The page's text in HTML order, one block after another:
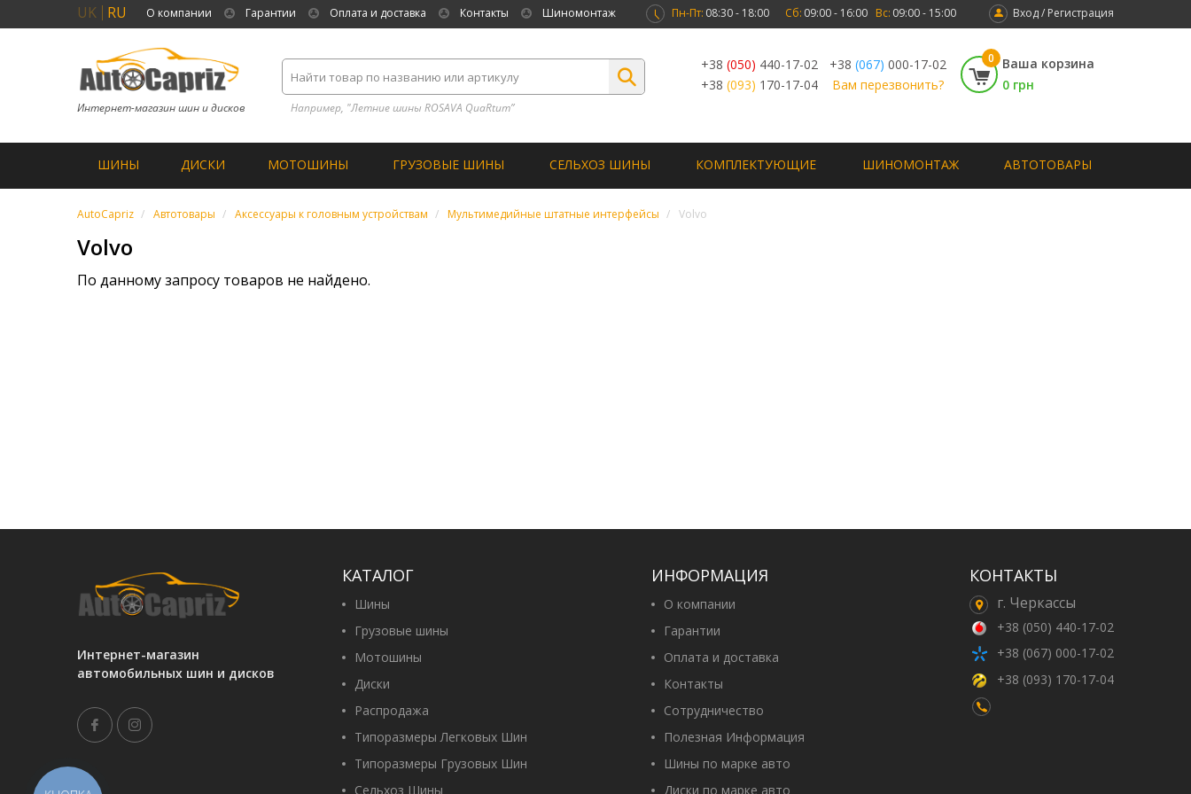
UK RU О компании Гарантии Оплата и доставка Контакты Шиномонтаж Вход / Регистрация
Пн-Пт: 08:30 - 18:00 Сб: 09:00 - 16:00 Вс: 09:00 - 15:00
Интернет-магазин шин и дисков Например, "Летние шины ROSAVA QuaRtum”
+38 (050) 440-17-02 +38 (067) 000-17-02
+38 (093) 170-17-04 Вам перезвонить?
0
Ваша корзина
0 грн
ШИНЫ ДИСКИ МОТОШИНЫ ГРУЗОВЫЕ ШИНЫ СЕЛЬХОЗ ШИНЫ КОМПЛЕКТУЮЩИЕ ШИНОМОНТАЖ АВТОТОВАРЫ
AutoCapriz Автотовары Аксессуары к головным устройствам Мультимедийные штатные интерфейсы Volvo
Volvo
По данному запросу товаров не найдено.
Интернет-магазин
автомобильных шин и дисков
КАТАЛОГ
Шины
Грузовые шины
Мотошины
Диски
Распродажа
Типоразмеры Легковых Шин
Типоразмеры Грузовых Шин
Сельхоз Шины
ИНФОРМАЦИЯ
О компании
Гарантии
Оплата и доставка
Контакты
Сотрудничество
Полезная Информация
Шины по марке авто
Диски по марке авто
КОНТАКТЫ
г. Черкассы
+38 (050) 440-17-02
+38 (067) 000-17-02
+38 (093) 170-17-04